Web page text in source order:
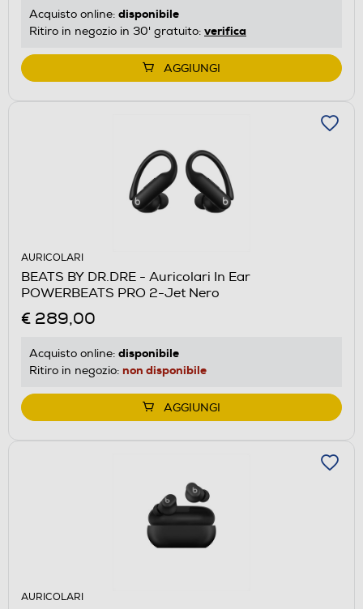
Acquisto online: disponibile
Ritiro in negozio in 30' gratuito: verifica
AGGIUNGI
AURICOLARI
BEATS BY DR.DRE - Auricolari In Ear
POWERBEATS PRO 2-Jet Nero
€ 289,00
Acquisto online: disponibile
Ritiro in negozio: non disponibile
AGGIUNGI
AURICOLARI